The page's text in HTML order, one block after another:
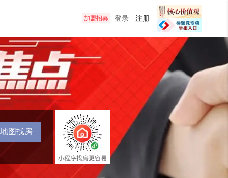
加盟招募 登录 注册
地图找房